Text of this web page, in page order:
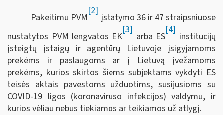
Pakeitimu PVM
[2]
įstatymo 36 ir 47 straipsniuose
nustatytos PVM lengvatos EK
[3]
arba ES
[4]
institucijų
įsteigtų įstaigų ir agentūrų Lietuvoje įsigyjamoms
prekėms ir paslaugoms ar į Lietuvą įvežamoms
prekėms, kurios skirtos šiems subjektams vykdyti ES
teisės aktais pavestoms užduotims, susijusioms su
COVID-19 ligos (koronaviruso infekcijos) valdymu, ir
kurios vėliau nebus tiekiamos ar teikiamos už atlygį.